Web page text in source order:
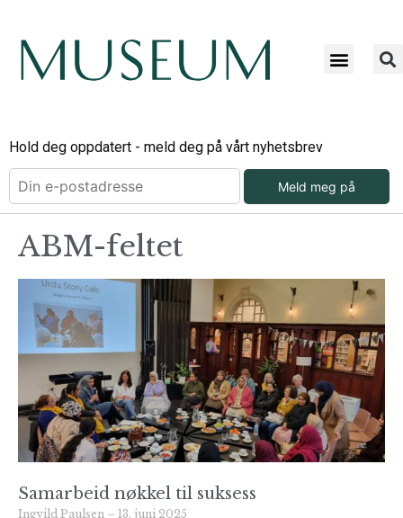
Hold deg oppdatert - meld deg på vårt nyhetsbrev
Meld meg på
ABM-feltet
Samarbeid nøkkel til suksess
Ingvild Paulsen 13. juni 2025